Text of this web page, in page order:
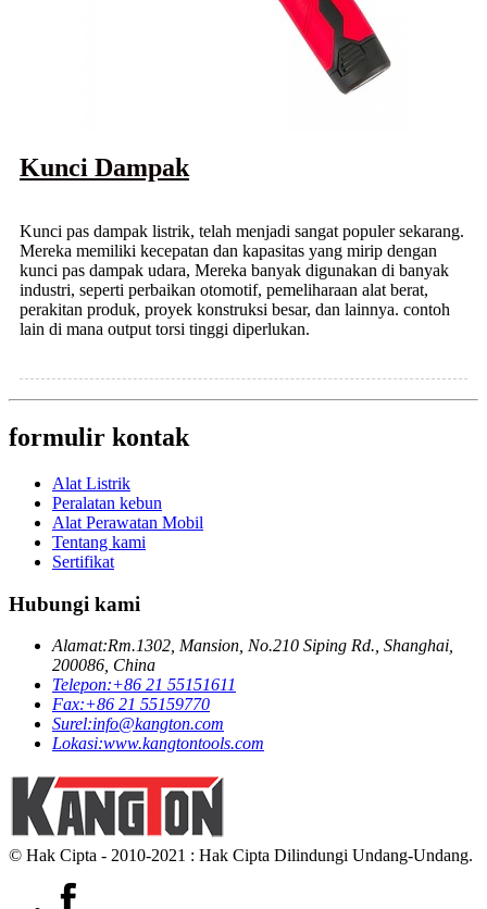
Kunci Dampak
Kunci pas dampak listrik, telah menjadi sangat populer sekarang.
Mereka memiliki kecepatan dan kapasitas yang mirip dengan
kunci pas dampak udara, Mereka banyak digunakan di banyak
industri, seperti perbaikan otomotif, pemeliharaan alat berat,
perakitan produk, proyek konstruksi besar, dan lainnya. contoh
lain di mana output torsi tinggi diperlukan.
formulir kontak
Alat Listrik
Peralatan kebun
Alat Perawatan Mobil
Tentang kami
Sertifikat
Hubungi kami
Alamat:Rm.1302, Mansion, No.210 Siping Rd., Shanghai,
200086, China
Telepon:+86 21 55151611
Fax:+86 21 55159770
Surel:info@kangton.com
Lokasi:www.kangtontools.com
© Hak Cipta - 2010-2021 : Hak Cipta Dilindungi Undang-Undang.